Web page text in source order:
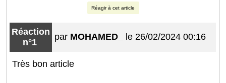
Réagir à cet article
Réaction
n°1
par MOHAMED_ le 26/02/2024 00:16
Très bon article